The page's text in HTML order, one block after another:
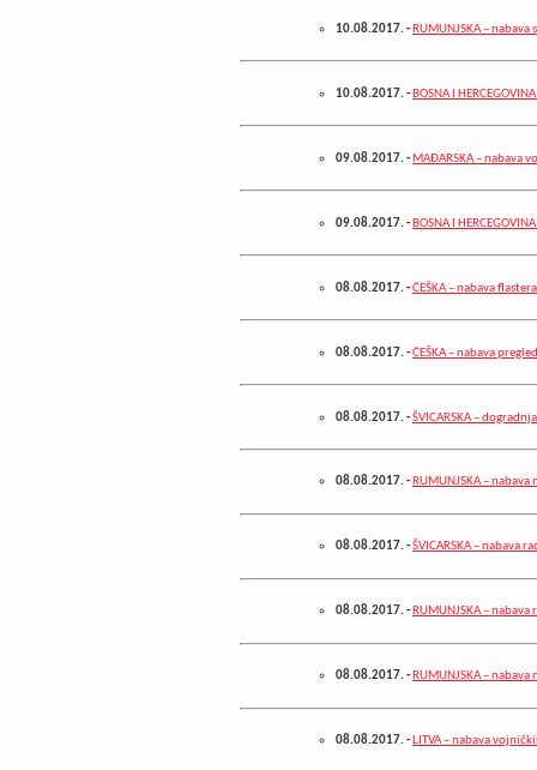
10.08.2017.- RUMUNJSKA –
10.08.2017.- BOSNA I
09.08.2017.- MAĐARSKA – nabava
09.08.2017.- BOSNA I
08.08.2017.-ČEŠKA – nabava
08.08.2017.-ČEŠKA – nabava
08.08.2017.-ŠVICARSKA –
08.08.2017.-RUMUNJSKA – nabava
08.08.2017.-ŠVICARSKA – nabava
08.08.2017.-RUMUNJSKA –
08.08.2017.-RUMUNJSKA – nabava
08.08.2017.-LITVA – nabava